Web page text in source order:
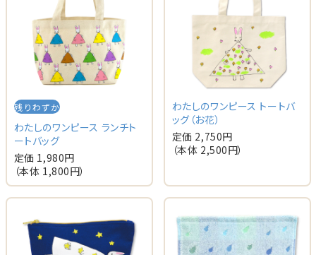
残りわずか
わたしのワンピース ランチト
ートバッグ
定価 1,980円
（本体 1,800円）
わたしのワンピース トートバ
ッグ（お花）
定価 2,750円
（本体 2,500円）